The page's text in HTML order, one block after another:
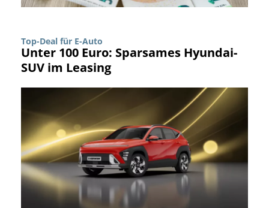
Top-Deal für E-Auto
Unter 100 Euro: Sparsames Hyundai-
SUV im Leasing